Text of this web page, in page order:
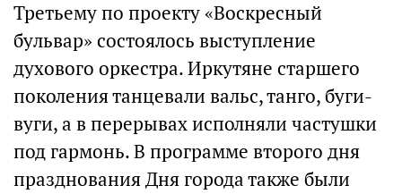
Третьему по проекту «Воскресный
бульвар» состоялось выступление
духового оркестра. Иркутяне старшего
поколения танцевали вальс, танго, буги-
вуги, а в перерывах исполняли частушки
под гармонь. В программе второго дня
празднования Дня города также были